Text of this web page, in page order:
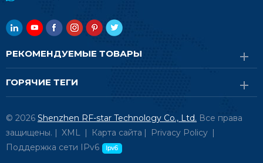
РЕКОМЕНДУЕМЫЕ ТОВАРЫ
ГОРЯЧИЕ ТЕГИ
© 2026 Shenzhen RF-star Technology Co., Ltd. Все права
защищены. | XML | Карта сайта | Privacy Policy |
Поддержка сети IPv6